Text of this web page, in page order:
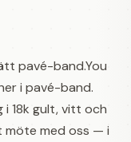
pavé-band.You
i pavé-band.
i 18k gult, vitt och
möte med oss — i